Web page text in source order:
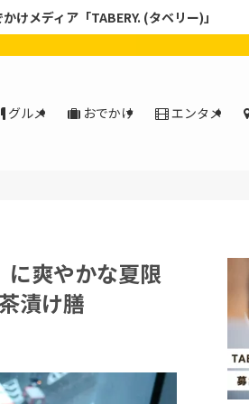
けメディア「TABERY. (タベリー)」
グルメ おでかけ エンタメ
に爽やかな夏限
漬け膳